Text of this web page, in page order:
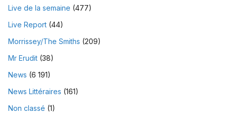
Live de la semaine (477)
Live Report (44)
Morrissey/The Smiths (209)
Mr Erudit (38)
News (6 191)
News Littéraires (161)
Non classé (1)